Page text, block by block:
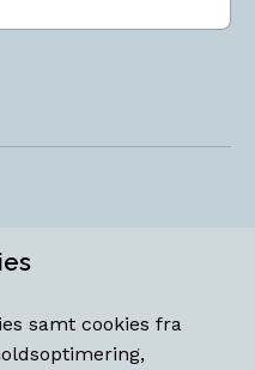
samt cookies fra